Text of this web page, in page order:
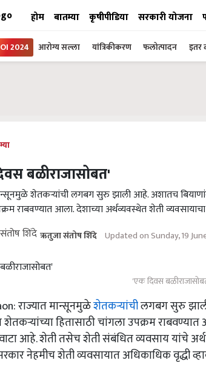
होम बातम्या कृषीपीडिया सरकारी योजना
2024 आरोग्य सल्ला यांत्रिकीकरण फलोत्पादन इतर
बळीराजासोबत'
शेतकऱ्यांची लगबग सुरु झाली आहे. अशातच
राबवण्यात आला. देशाच्या अर्थव्यवस्थेत शेती
ऋतुजा संतोष शिंदे Updated on Sunday, 19
'एक दिवस
राज्यात मान्सूनमुळेशेतकऱ्यांचीलगबग सुरु
शेतकऱ्यांच्या हितासाठी चांगला उपक्रम
आहे. शेती तसेच शेती संबंधित व्यवसाय यांचे
नेहमीच शेती व्यवसायात अधिकाधिक वृद्धी